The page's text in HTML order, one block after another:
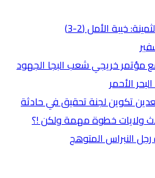
خيبة الأمل (2-3)
مؤتمر خريجي شعب البجا الجهود
الأحمر
تكوين لجنة تحقيق في حادثة
ولايات خطوة مهمة ولكن !؟
النبراس المتوهج